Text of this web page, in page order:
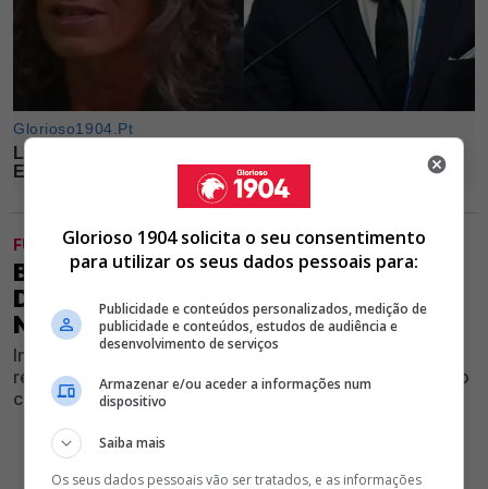
FUTEBOL FORMAÇÃO
BENFICA TENTOU A CONTRATAÇÃO
DE ATACANTE DO LENS, MAS LEVOU
NEGA DO JOGADOR
Internacional recebeu proposta das águias, contudo,
rejeitou os contactos dos encarnados e optou por outro
caminho para seguir a carreira
Glorioso 1904 solicita o seu consentimento
para utilizar os seus dados pessoais para:
Publicidade e conteúdos personalizados, medição de
publicidade e conteúdos, estudos de audiência e
desenvolvimento de serviços
Armazenar e/ou aceder a informações num
dispositivo
Saiba mais
Os seus dados pessoais vão ser tratados, e as informações